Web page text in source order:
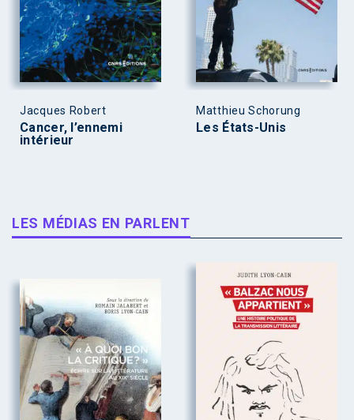
Jacques Robert
Cancer, l’ennemi
intérieur
Matthieu Schorung
Les États-Unis
LES MÉDIAS EN PARLENT